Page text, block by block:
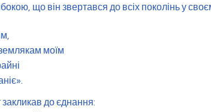
що він звертався до всіх поколінь у
моїм
закликав до єднання: